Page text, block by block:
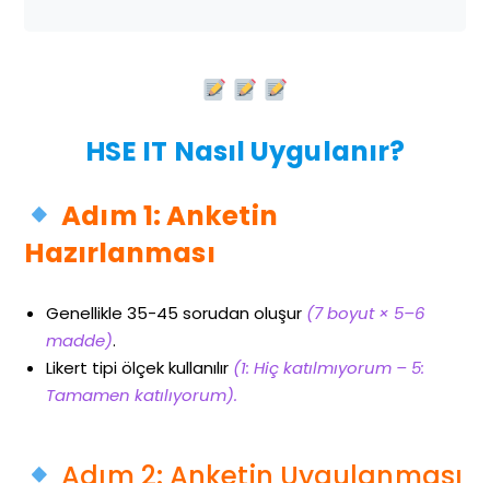
HSE IT Nasıl Uygulanır?
Adım 1: Anketin
Hazırlanması
Genellikle 35-45 sorudan oluşur (7 boyut × 5–6
madde).
Likert tipi ölçek kullanılır (1: Hiç katılmıyorum – 5:
Tamamen katılıyorum).